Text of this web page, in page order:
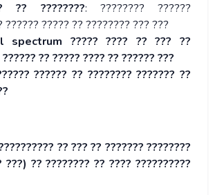
?? ????????: ???????? ??????
?????? ????? ?? ???????? ??? ???
spectrum ????? ???? ?? ??? ??
?? ????? ???? ?? ?????? ???
?????? ?? ???????? ??????? ??
?? ??? ?? ??????? ????????
???) ?? ???????? ?? ???? ??????????